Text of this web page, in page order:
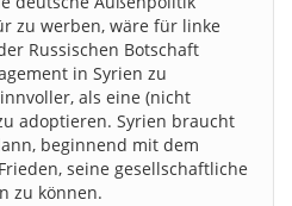
zu werben, wäre für linke
Russischen Botschaft
in Syrien zu
als eine (nicht
adoptieren. Syrien braucht
beginnend mit dem
seine gesellschaftliche
zu können.